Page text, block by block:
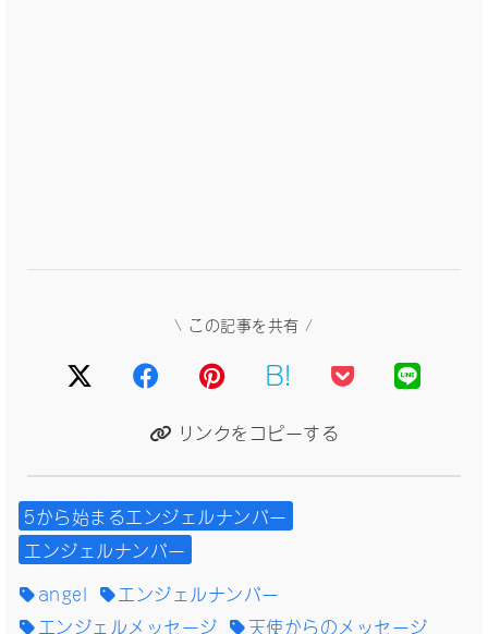
\ この記事を共有 /
B!
リンクをコピーする
5から始まるエンジェルナンバー
エンジェルナンバー
angel
エンジェルナンバー
エンジェルメッセージ
天使からのメッセージ